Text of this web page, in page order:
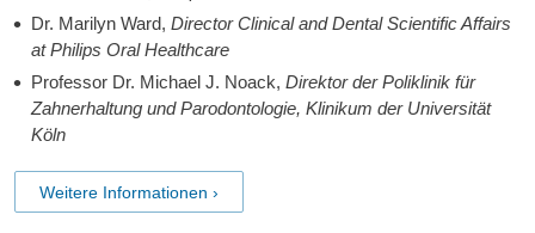
Dr. Marilyn Ward,Director Clinical and Dental Scientific Affairs
at Philips Oral Healthcare
Professor Dr. Michael J. Noack,Direktor der Poliklinik für
Zahnerhaltung und Parodontologie, Klinikum der Universität
Köln
Weitere Informationen ›